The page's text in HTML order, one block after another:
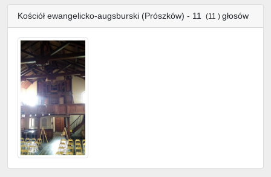
Kościół ewangelicko-augsburski (Prószków) - 11 (11 ) głosów